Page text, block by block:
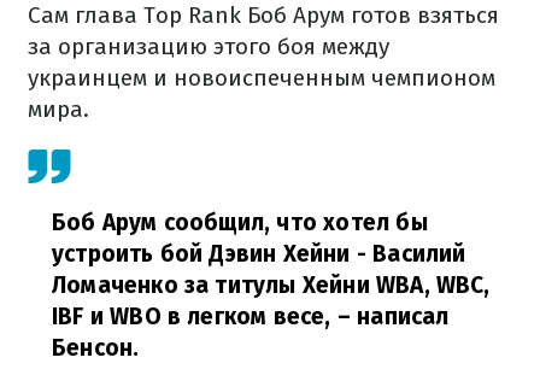
Сам глава Top Rank Боб Арум готов взяться
за организацию этого боя между
украинцем и новоиспеченным чемпионом
мира.
Боб Арум сообщил, что хотел бы
устроить бой Дэвин Хейни - Василий
Ломаченко за титулы Хейни WBA, WBC,
IBF и WBO в легком весе, – написал
Бенсон.